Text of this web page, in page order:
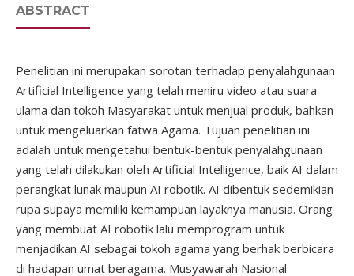
ABSTRACT
Penelitian ini merupakan sorotan terhadap penyalahgunaan
Artificial Intelligence yang telah meniru video atau suara
ulama dan tokoh Masyarakat untuk menjual produk, bahkan
untuk mengeluarkan fatwa Agama. Tujuan penelitian ini
adalah untuk mengetahui bentuk-bentuk penyalahgunaan
yang telah dilakukan oleh Artificial Intelligence, baik AI dalam
perangkat lunak maupun AI robotik. AI dibentuk sedemikian
rupa supaya memiliki kemampuan layaknya manusia. Orang
yang membuat AI robotik lalu memprogram untuk
menjadikan AI sebagai tokoh agama yang berhak berbicara
di hadapan umat beragama. Musyawarah Nasional